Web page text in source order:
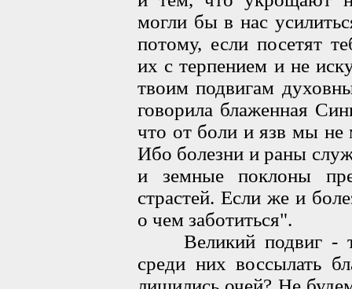
могли бы в нас
потому, если посетят
их с терпением и не
твоим подвигам
говорила блаженная
что от боли и язв мы не
Ибо болезни и раны
и земные поклоны
страстей. Если же и
о чем заботиться".
Великий подвиг -
среди них воссылать